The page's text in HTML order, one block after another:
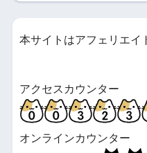
本サイトはアフェリエイ
アクセスカウンター
オンラインカウンター